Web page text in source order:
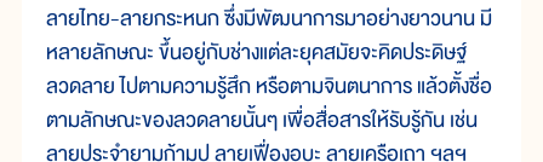
ลายไทย-ลายกระหนก ซึ่งมีพัฒนาการมาอย่างยาวนาน มี
หลายลักษณะ ขึ้นอยู่กับช่างแต่ละยุคสมัยจะคิดประดิษฐ์
ลวดลาย ไปตามความรู้สึก หรือตามจินตนาการ แล้วตั้งชื่อ
ตามลักษณะของลวดลายนั้นๆ เพื่อสื่อสารให้รับรู้กัน เช่น
ลายประจำยามก้ามปู ลายเฟื่องอุบะ ลายเครือเถา ฯลฯ